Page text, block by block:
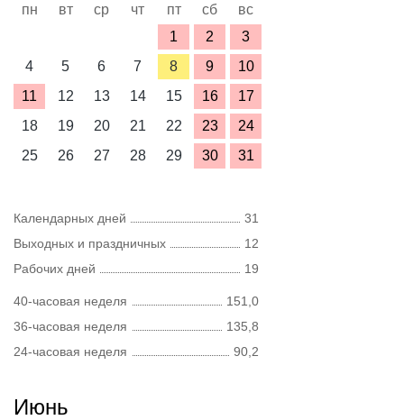
пн вт ср чт пт сб
вс
1
2
3
4
5 6 7 8 9
10
11
12 13 14 15 16
17
18
19 20 21 22 23
24
25
26 27 28 29 30 31
Календарных дней
31
Выходных и праздничных
12
Рабочих дней
19
40-часовая неделя
151,0
36-часовая неделя
135,8
24-часовая неделя
90,2
Июнь